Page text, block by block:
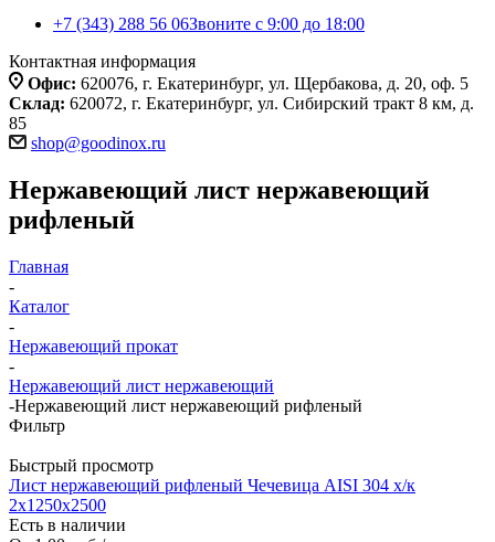
+7 (343) 288 56 06Звоните с 9:00 до 18:00
Контактная информация
Офис: 620076, г. Екатеринбург, ул. Щербакова, д. 20, оф. 5
Склад: 620072, г. Екатеринбург, ул. Сибирский тракт 8 км, д.
85
shop@goodinox.ru
Нержавеющий лист нержавеющий
рифленый
Главная
-
Каталог
-
Нержавеющий прокат
-
Нержавеющий лист нержавеющий
-Нержавеющий лист нержавеющий рифленый
Фильтр
Быстрый просмотр
Лист нержавеющий рифленый Чечевица AISI 304 х/к
2х1250х2500
Есть в наличии